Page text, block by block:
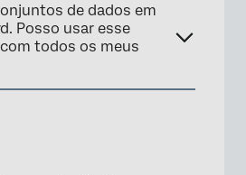
de dados em
Posso usar esse
todos os meus